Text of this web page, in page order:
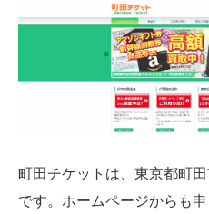
町田チケットは、東京都町
です。ホームページからも